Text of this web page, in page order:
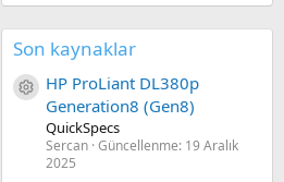
Son kaynaklar
Kaynak ikon/amblem
HP ProLiant DL380p
Generation8 (Gen8)
QuickSpecs
Sercan Güncellenme: 19 Aralık
2025